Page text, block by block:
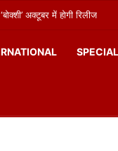
अक्टूबर में होगी रिलीज
SPECIAL